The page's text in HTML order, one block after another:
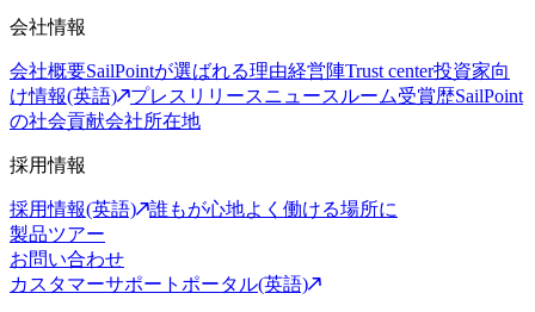
会社情報
会社概要SailPointが選ばれる理由経営陣Trust center投資家向
け情報(英語)
プレスリリースニュースルーム受賞歴SailPoint
の社会貢献会社所在地
採用情報
採用情報(英語)
誰もが心地よく働ける場所に
製品ツアー
お問い合わせ
カスタマーサポートポータル(英語)